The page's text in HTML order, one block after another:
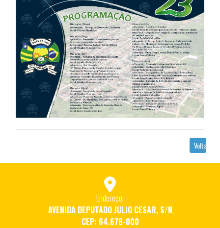
Voltar
Endereço:
AVENIDA DEPUTADO JULIO CESAR, S/N
CEP: 64.678-000